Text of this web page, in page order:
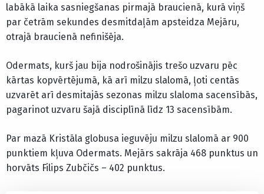
labākā laika sasniegšanas pirmajā braucienā, kurā viņš
par četrām sekundes desmitdaļām apsteidza Mejāru,
otrajā braucienā nefinišēja.
Odermats, kurš jau bija nodrošinājis trešo uzvaru pēc
kārtas kopvērtējumā, kā arī milzu slalomā, ļoti centās
uzvarēt arī desmitajās sezonas milzu slaloma sacensībās,
pagarinot uzvaru šajā disciplīnā līdz 13 sacensībām.
Par mazā Kristāla globusa ieguvēju milzu slalomā ar 900
punktiem kļuva Odermats. Mejārs sakrāja 468 punktus un
horvāts Filips Zubčičs – 402 punktus.